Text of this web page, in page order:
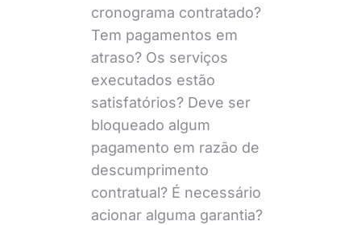
cronograma contratado?
Tem pagamentos em
atraso? Os serviços
executados estão
satisfatórios? Deve ser
bloqueado algum
pagamento em razão de
descumprimento
contratual? É necessário
acionar alguma garantia?